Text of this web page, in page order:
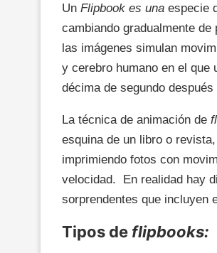
Un Flipbook es una especie
cambiando gradualmente
las imágenes simulan
y cerebro humano en el que
décima de segundo
La técnica de animación de
esquina de un libro o
imprimiendo fotos con
velocidad. En realidad hay
sorprendentes que incluyen
Tipos de flipbooks: